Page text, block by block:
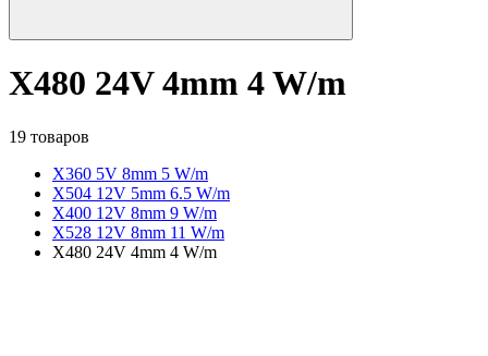
X480 24V 4mm 4 W/m
19 товаров
X360 5V 8mm 5 W/m
X504 12V 5mm 6.5 W/m
X400 12V 8mm 9 W/m
X528 12V 8mm 11 W/m
X480 24V 4mm 4 W/m